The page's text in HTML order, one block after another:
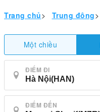
Trang chủ> Trung đông>
Một chiều
ĐIỂM ĐI
ĐIỂM ĐẾN